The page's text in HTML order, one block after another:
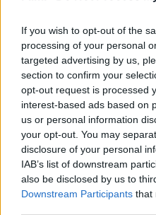
If you wish to opt-out of the
processing of your personal
targeted advertising by us,
section to confirm your
opt-out request is processed
interest-based ads based on
us or personal information
your opt-out. You may
disclosure of your personal
IAB’s list of downstream
also be disclosed by us to
Downstream Participants that
2015 5.8
Játszma vagy szerelem